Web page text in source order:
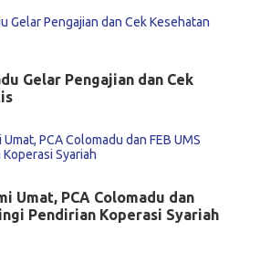
Gelar Pengajian dan Cek
Umat, PCA Colomadu dan
Pendirian Koperasi Syariah